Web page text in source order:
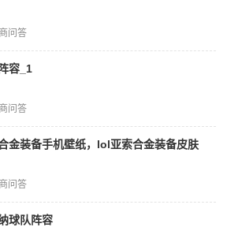
问答
容_1
问答
金装备手机壁纸，lol亚索合金装备皮肤
问答
球队阵容